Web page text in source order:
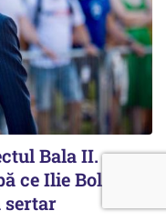
Bala II.
ce Ilie Bolojan
sertar